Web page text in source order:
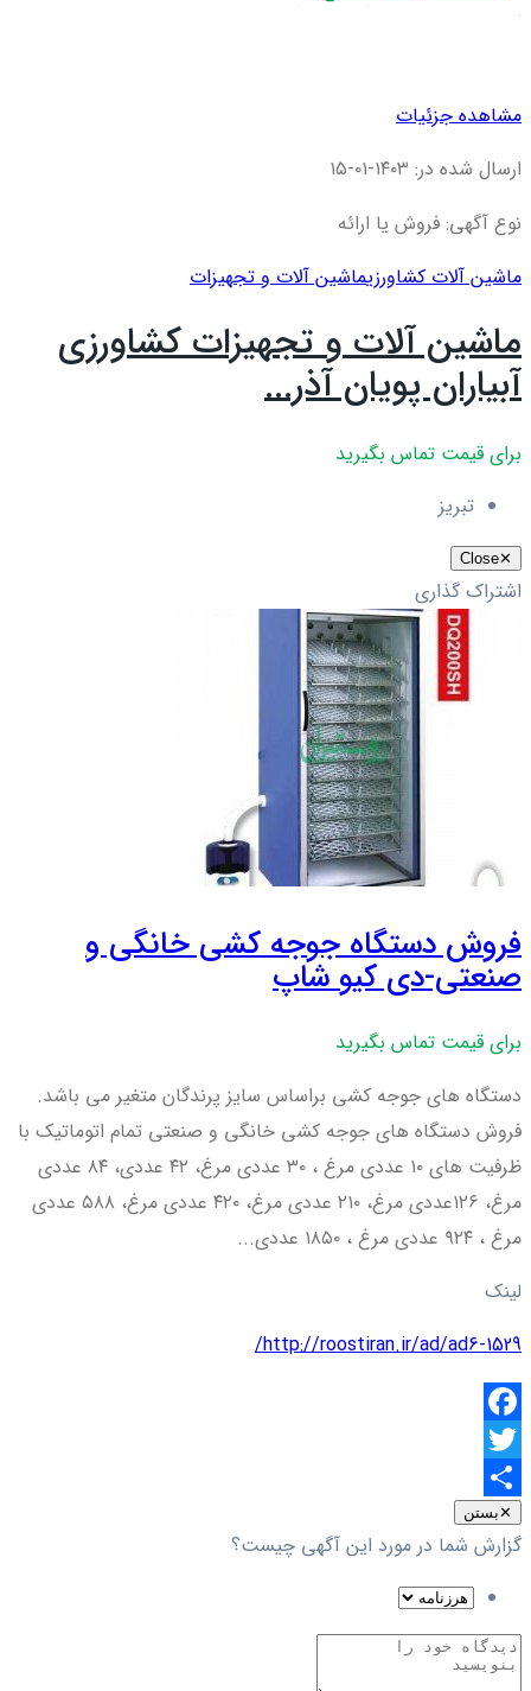
مشاهده جزئیات
ارسال شده در: ۱۴۰۳-۰۱-۱۵
نوع آگهی: فروش یا ارائه
ماشین آلات کشاورزیماشین آلات و تجهیزات
ماشین آلات و تجهیزات کشاورزی
آبیاران پویان آذر...
برای قیمت تماس بگیرید
تبریز
✕
Close
اشتراک گذاری
فروش دستگاه جوجه کشی خانگی و
صنعتی-دی کیو شاپ
برای قیمت تماس بگیرید
دستگاه های جوجه کشی براساس سایز پرندگان متغیر می باشد.
فروش دستگاه های جوجه کشی خانگی و صنعتی تمام اتوماتیک با
ظرفیت های ۱۰ عددی مرغ ، ۳۰ عددی مرغ، ۴۲ عددی، ۸۴ عددی
مرغ، ۱۲۶عددی مرغ، ۲۱۰ عددی مرغ، ۴۲۰ عددی مرغ، ۵۸۸ عددی
مرغ ، ۹۲۴ عددی مرغ ، ۱۸۵۰ عددی...
لینک
http://roostiran.ir/ad/ad6-1529/
Facebook
Twitter
اشتراک
گذاری
✕بستن
گزارش شما در مورد این آگهی چیست؟